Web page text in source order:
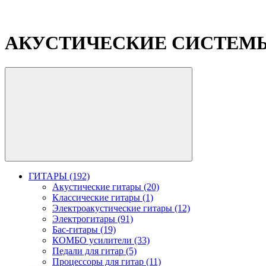
АКУСТИЧЕСКИЕ
ГИТАРЫ (192)
Акустические гитары (20)
Классические гитары (1)
Электроакустические гитары (12)
Электрогитары (91)
Бас-гитары (19)
КОМБО усилители (33)
Педали для гитар (5)
Процессоры для гитар (11)